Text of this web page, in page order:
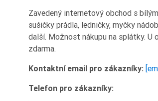
Zavedený internetový obchod s
sušičky prádla, ledničky, myčky
další. Možnost nákupu na splátky. U
zdarma.
Kontaktní email pro zákazníky:
Telefon pro zákazníky: